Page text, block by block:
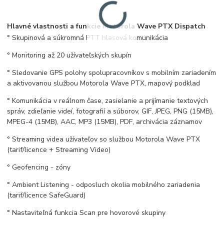
Hlavné vlastnosti a funkcie Motorola Wave PTX Dispatch
° Skupinová a súkromná PTT hlasová komunikácia
° Monitoring až 20 užívateľských skupín
° Sledovanie GPS polohy spolupracovníkov s mobilním zariadením
a aktivovanou službou Motorola Wave PTX, mapový podklad
° Komunikácia v reálnom čase, zasielanie a prijímanie textových
správ, zdieľanie videí, fotografií a súborov, GIF, JPEG, PNG (15MB),
MPEG-4 (15MB), AAC, MP3 (15MB), PDF, archivácia záznamov
° Streaming videa užívateľov so službou Motorola Wave PTX
(tarif/licence + Streaming Video)
° Geofencing - zóny
° Ambient Listening - odposluch okolia mobilného zariadenia
(tarif/licence SafeGuard)
° Nastaviteľná funkcia Scan pre hovorové skupiny